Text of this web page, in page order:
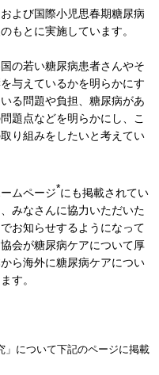
よび国際小児思春期糖尿病
もとに実施しています。
の若い糖尿病患者さんやそ
与えているかを明らかにす
る問題や負担、糖尿病があ
題点などを明らかにし、こ
り組みをしたいと考えてい
ムページ*にも掲載されてい
みなさんに協力いただいた
お知らせするようになって
会が糖尿病ケアについて厚
ら海外に糖尿病ケアについ
す。
」について下記のページに掲載